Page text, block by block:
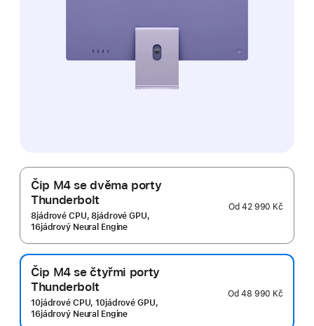
Čip M4 se dvěma porty
Thunderbolt
8jádrové CPU, 8jádrové GPU,
16jádrový Neural Engine
Od42 990 Kč
Čip M4 se čtyřmi porty
Thunderbolt
10jádrové CPU, 10jádrové GPU,
16jádrový Neural Engine
Od48 990 Kč